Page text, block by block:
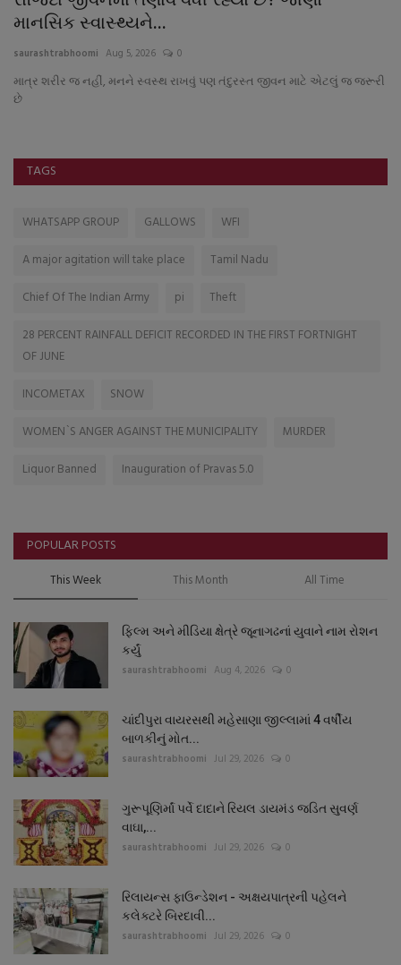
માનસિક સ્વાસ્થ્યને...
saurashtrabhoomi Aug 5, 2026 0
માત્ર શરીર જ નહીં, મનને સ્વસ્થ રાખવું પણ તંદુરસ્ત જીવન માટે એટલું જ જરૂરી
છે
TAGS
WHATSAPP GROUP GALLOWS
WFI
A major agitation will take place
Tamil Nadu
Chief Of The Indian Army
pi
Theft
28 PERCENT RAINFALL DEFICIT RECORDED IN THE FIRST FORTNIGHT
OF JUNE
INCOMETAX
SNOW
WOMEN`S ANGER AGAINST THE MUNICIPALITY
MURDER
Liquor Banned
Inauguration of Pravas 5.0
POPULAR POSTS
This Week This Month All Time
ફિલ્મ અને મીડિયા ક્ષેત્રે જૂનાગઢનાં યુવાને નામ રોશન
કર્યું
saurashtrabhoomi Aug 4, 2026 0
ચાંદીપુરા વાયરસથી મહેસાણા જીલ્લામાં 4 વર્ષીય
બાળકીનું મોત...
saurashtrabhoomi Jul 29, 2026 0
ગુરૂપૂણિર્માં પર્વે દાદાને રિયલ ડાયમંડ જડિત સુવર્ણ
વાઘા,...
saurashtrabhoomi Jul 29, 2026 0
રિલાયન્સ ફાઉન્ડેશન - અક્ષયપાત્રની પહેલને
કલેક્ટરે બિરદાવી...
saurashtrabhoomi Jul 29, 2026 0